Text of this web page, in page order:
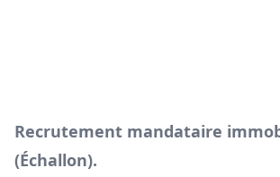
Recrutement mandataire
(Échallon).